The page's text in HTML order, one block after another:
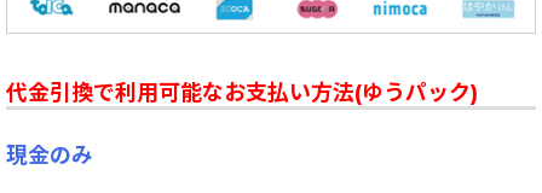
代金引換で利用可能なお支払い方法(ゆうパック)
現金のみ